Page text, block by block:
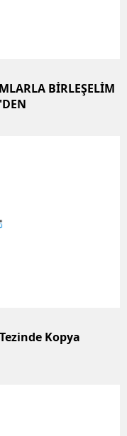
BİRLEŞELİM
Kopya